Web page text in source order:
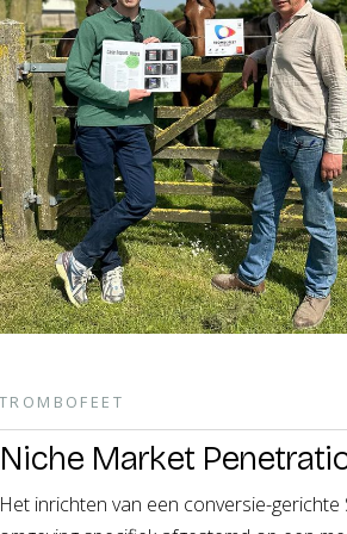
Market
inrichten van een conversie-gerichte